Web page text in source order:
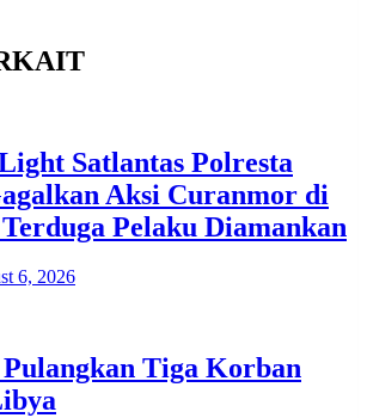
Satlantas Polresta
Aksi Curanmor di
Pelaku Diamankan
6, 2026
Tiga Korban